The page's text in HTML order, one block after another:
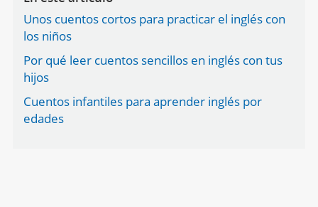
Unos cuentos cortos para practicar el inglés con
los niños
Por qué leer cuentos sencillos en inglés con tus
hijos
Cuentos infantiles para aprender inglés por
edades